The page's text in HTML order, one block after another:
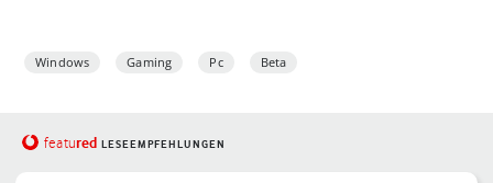
Windows Gaming Pc Beta
featured LESEEMPFEHLUNGEN